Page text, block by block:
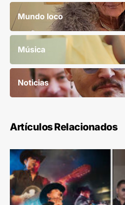
Mundo loco
Música
Noticias
Artículos Relacionados